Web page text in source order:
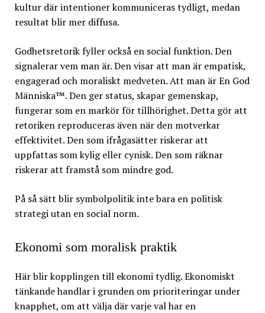
kultur där intentioner kommuniceras tydligt, medan
resultat blir mer diffusa.
Godhetsretorik fyller också en social funktion. Den
signalerar vem man är. Den visar att man är empatisk,
engagerad och moraliskt medveten. Att man är En God
Människa™. Den ger status, skapar gemenskap,
fungerar som en markör för tillhörighet. Detta gör att
retoriken reproduceras även när den motverkar
effektivitet. Den som ifrågasätter riskerar att
uppfattas som kylig eller cynisk. Den som räknar
riskerar att framstå som mindre god.
På så sätt blir symbolpolitik inte bara en politisk
strategi utan en social norm.
Ekonomi som moralisk praktik
Här blir kopplingen till ekonomi tydlig. Ekonomiskt
tänkande handlar i grunden om prioriteringar under
knapphet, om att välja där varje val har en